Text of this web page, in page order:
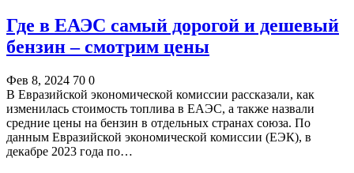
Где в ЕАЭС самый дорогой и дешевый
бензин – смотрим цены
Фев 8, 2024 70 0
В Евразийской экономической комиссии рассказали, как
изменилась стоимость топлива в ЕАЭС, а также назвали
средние цены на бензин в отдельных странах союза. По
данным Евразийской экономической комиссии (ЕЭК), в
декабре 2023 года по…